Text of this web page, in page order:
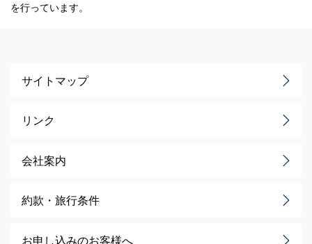
を行っています。
サイトマップ
リンク
会社案内
約款・旅行条件
お申し込みのお客様へ